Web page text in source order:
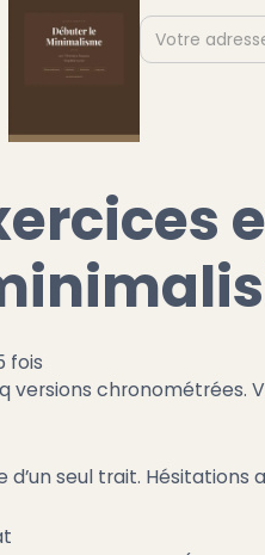
fois
versions chronométrées.
d’un seul trait.